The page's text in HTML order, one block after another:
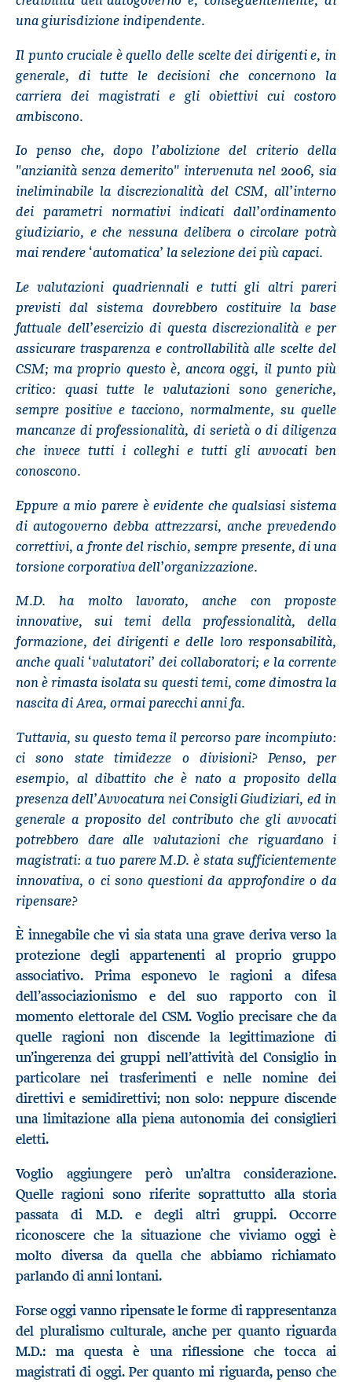
una giurisdizione indipendente.
Il punto cruciale è quello delle scelte dei dirigenti e, in
generale, di tutte le decisioni che concernono la
carriera dei magistrati e gli obiettivi cui costoro
ambiscono.
Io penso che, dopo l’abolizione del criterio della
"anzianità senza demerito" intervenuta nel 2006, sia
ineliminabile la discrezionalità del CSM, all’interno
dei parametri normativi indicati dall’ordinamento
giudiziario, e che nessuna delibera o circolare potrà
mai rendere ‘automatica’ la selezione dei più capaci.
Le valutazioni quadriennali e tutti gli altri pareri
previsti dal sistema dovrebbero costituire la base
fattuale dell’esercizio di questa discrezionalità e per
assicurare trasparenza e controllabilità alle scelte del
CSM; ma proprio questo è, ancora oggi, il punto più
critico: quasi tutte le valutazioni sono generiche,
sempre positive e tacciono, normalmente, su quelle
mancanze di professionalità, di serietà o di diligenza
che invece tutti i colleghi e tutti gli avvocati ben
conoscono.
Eppure a mio parere è evidente che qualsiasi sistema
di autogoverno debba attrezzarsi, anche prevedendo
correttivi, a fronte del rischio, sempre presente, di una
torsione corporativa dell’organizzazione.
M.D. ha molto lavorato, anche con proposte
innovative, sui temi della professionalità, della
formazione, dei dirigenti e delle loro responsabilità,
anche quali ‘valutatori’ dei collaboratori; e la corrente
non è rimasta isolata su questi temi, come dimostra la
nascita di Area, ormai parecchi anni fa.
Tuttavia, su questo tema il percorso pare incompiuto:
ci sono state timidezze o divisioni? Penso, per
esempio, al dibattito che è nato a proposito della
presenza dell’Avvocatura nei Consigli Giudiziari, ed in
generale a proposito del contributo che gli avvocati
potrebbero dare alle valutazioni che riguardano i
magistrati: a tuo parere M.D. è stata sufficientemente
innovativa, o ci sono questioni da approfondire o da
ripensare?
È innegabile che vi sia stata una grave deriva verso la
protezione degli appartenenti al proprio gruppo
associativo. Prima esponevo le ragioni a difesa
dell’associazionismo e del suo rapporto con il
momento elettorale del CSM. Voglio precisare che da
quelle ragioni non discende la legittimazione di
un’ingerenza dei gruppi nell’attività del Consiglio in
particolare nei trasferimenti e nelle nomine dei
direttivi e semidirettivi; non solo: neppure discende
una limitazione alla piena autonomia dei consiglieri
eletti.
Voglio aggiungere però un’altra considerazione.
Quelle ragioni sono riferite soprattutto alla storia
passata di M.D. e degli altri gruppi. Occorre
riconoscere che la situazione che viviamo oggi è
molto diversa da quella che abbiamo richiamato
parlando di anni lontani.
Forse oggi vanno ripensate le forme di rappresentanza
del pluralismo culturale, anche per quanto riguarda
M.D.: ma questa è una riflessione che tocca ai
magistrati di oggi. Per quanto mi riguarda, penso che